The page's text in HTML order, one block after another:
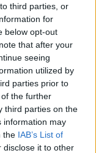
third parties, or
for
below opt-out
that after your
seeing
utilized by
parties prior to
the further
third parties on the
information may
the IAB’s List of
disclose it to other
Montelupo,
sono stati
essersi scontrati
che sono arrivati
che si sono